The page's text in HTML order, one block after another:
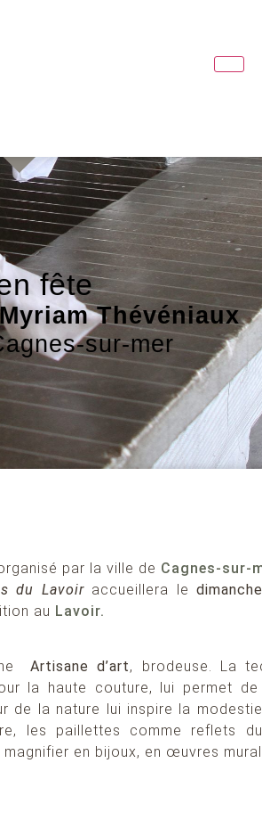
fête
Thévéniaux
sur-mer
par la ville de Cagnes-sur-
du Lavoir accueillera le
au Lavoir.
Artisane d’art, brodeuse. La
la haute couture, lui permet
de la nature lui inspire la
les paillettes comme reflets
en bijoux, en œuvres